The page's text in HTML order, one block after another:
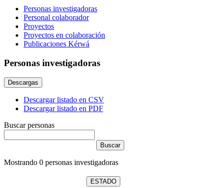
Personas investigadoras
Personal colaborador
Proyectos
Proyectos en colaboración
Publicaciones Kérwá
Personas investigadoras
Descargas
Descargar listado en CSV
Descargar listado en PDF
Buscar personas
Mostrando 0 personas investigadoras
ESTADO